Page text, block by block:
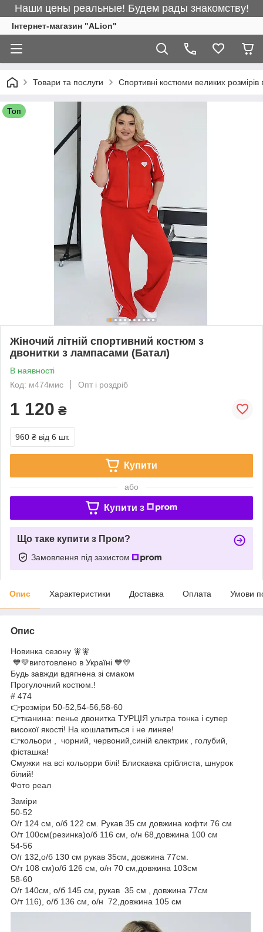
Наши цены реальные! Будем рады знакомству!
Інтернет-магазин "ALіon"
Товари та послуги Спортивні костюми великих розмірів
Топ
Жіночий літній спортивний костюм з
двонитки з лампасами (Батал)
В наявності
Код: м474мис
Опт і роздріб
1 120 ₴
960 ₴ від 6 шт.
Купити
або
Купити з
Що таке купити з Пром?
Замовлення під захистом
Опис Характеристики Доставка Оплата Умови
Опис
Новинка сезону 🧚🧚
💙💛виготовлено в Україні 💙💛
Будь завжди вдягнена зі смаком
Прогулочний костюм.!
# 474
👉розміри 50-52,54-56,58-60
👉тканина: пенье двонитка ТУРЦІЯ ультра тонка і супер
високої якості! На кошлатиться і не линяе!
👉кольори , чорний, червоний,синій єлектрик , голубий,
фісташка!
Смужки на всі кольорри білі! Блискавка срібляста, шнурок
білий!
Фото реал
Заміри
50-52
О/г 124 см, о/б 122 см. Рукав 35 см довжина кофти 76 см
О/т 100см(резинка)о/б 116 см, о/н 68,довжина 100 см
54-56
О/г 132,о/б 130 см рукав 35см, довжина 77см.
О/т 108 см)о/б 126 см, о/н 70 см,довжина 103см
58-60
О/г 140см, о/б 145 см, рукав 35 см , довжина 77см
О/т 116), о/б 136 см, о/н 72,довжина 105 см